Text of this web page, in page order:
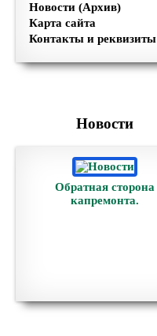
Новости (Архив)
Карта сайта
Контакты и реквизиты
Новости
Обратная сторона
капремонта.